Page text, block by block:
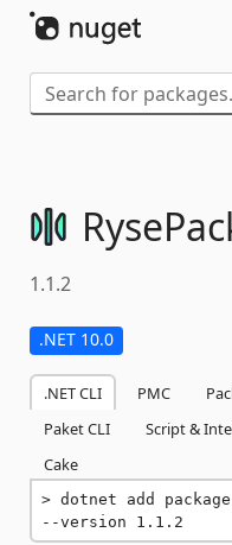
1.1.2
.NET 10.0
.NET CLI PMC
Paket CLI
Script &
Cake
dotnet add
--version 1.1.2